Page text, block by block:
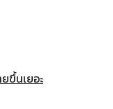
ขึ้นเยอะ